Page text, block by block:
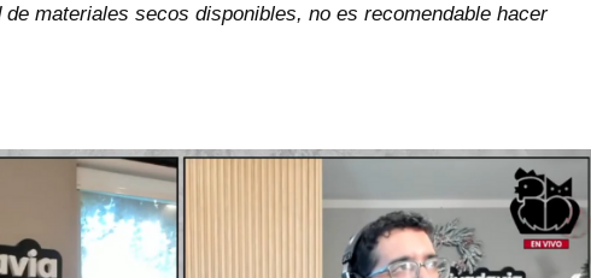
materiales secos disponibles, no es recomendable hacer